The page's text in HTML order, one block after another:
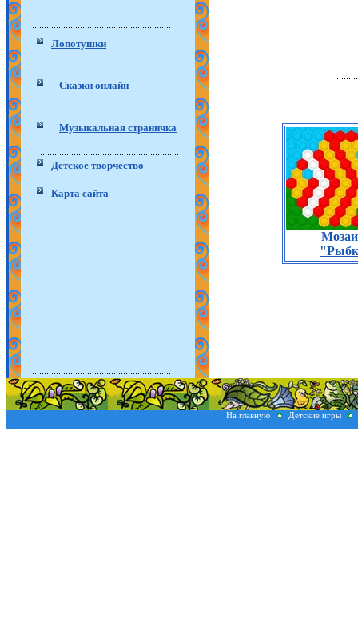
Лопотушки
Сказки онлайн
Музыкальная страничка
Детское творчество
Карта сайта
На главную Детские игры